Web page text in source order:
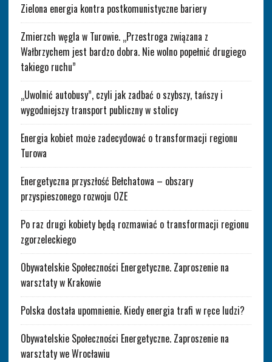
Zielona energia kontra postkomunistyczne bariery
Zmierzch węgla w Turowie. „Przestroga związana z
Wałbrzychem jest bardzo dobra. Nie wolno popełnić drugiego
takiego ruchu”
„Uwolnić autobusy”, czyli jak zadbać o szybszy, tańszy i
wygodniejszy transport publiczny w stolicy
Energia kobiet może zadecydować o transformacji regionu
Turowa
Energetyczna przyszłość Bełchatowa – obszary
przyspieszonego rozwoju OZE
Po raz drugi kobiety będą rozmawiać o transformacji regionu
zgorzeleckiego
Obywatelskie Społeczności Energetyczne. Zaproszenie na
warsztaty w Krakowie
Polska dostała upomnienie. Kiedy energia trafi w ręce ludzi?
Obywatelskie Społeczności Energetyczne. Zaproszenie na
warsztaty we Wrocławiu